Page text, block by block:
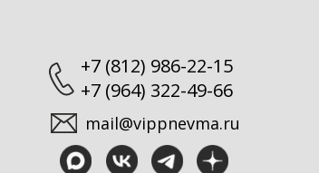
+7 (812) 986-22-15
+7 (964) 322-49-66
mail@vippnevma.ru